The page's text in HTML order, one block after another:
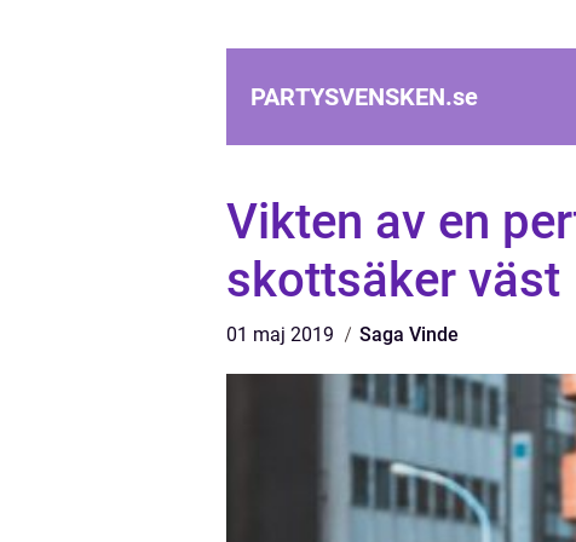
PARTYSVENSKEN.se
Vikten av en
skottsäker väst
01 maj 2019 Saga Vinde